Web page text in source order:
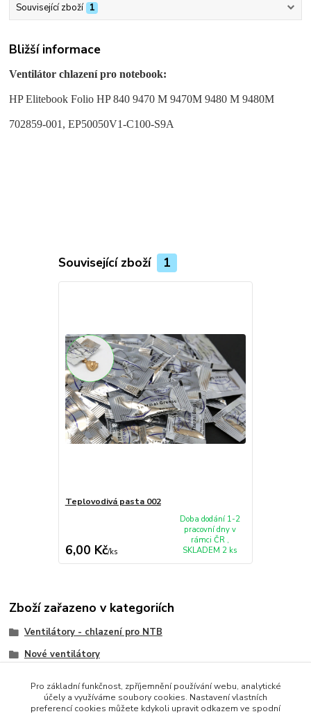
Související zboží 1
Bližší informace
Ventilátor chlazení pro notebook:
HP Elitebook Folio HP 840 9470 M 9470M 9480 M 9480M
702859-001, EP50050V1-C100-S9A
Související zboží 1
Teplovodivá pasta 002
6,00 Kč/ks
Doba dodání 1-2
pracovní dny v
rámci ČR ,
SKLADEM 2 ks
Zboží zařazeno v kategoriích
Ventilátory - chlazení pro NTB
Nové ventilátory
Pro základní funkčnost, zpříjemnění používání webu, analytické
účely a využíváme soubory cookies. Nastavení vlastních
preferencí cookies můžete kdykoli upravit odkazem ve spodní